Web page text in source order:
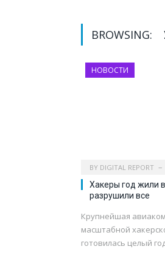
BROWSING:
НОВОСТИ
BY DIGITAL REPORT
Хакеры год жили
разрушили все
Крупнейшая
масштабной
готовилась целый